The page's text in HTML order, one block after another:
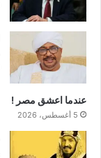
عندما اعشق مصر !
5 أغسطس، 2026